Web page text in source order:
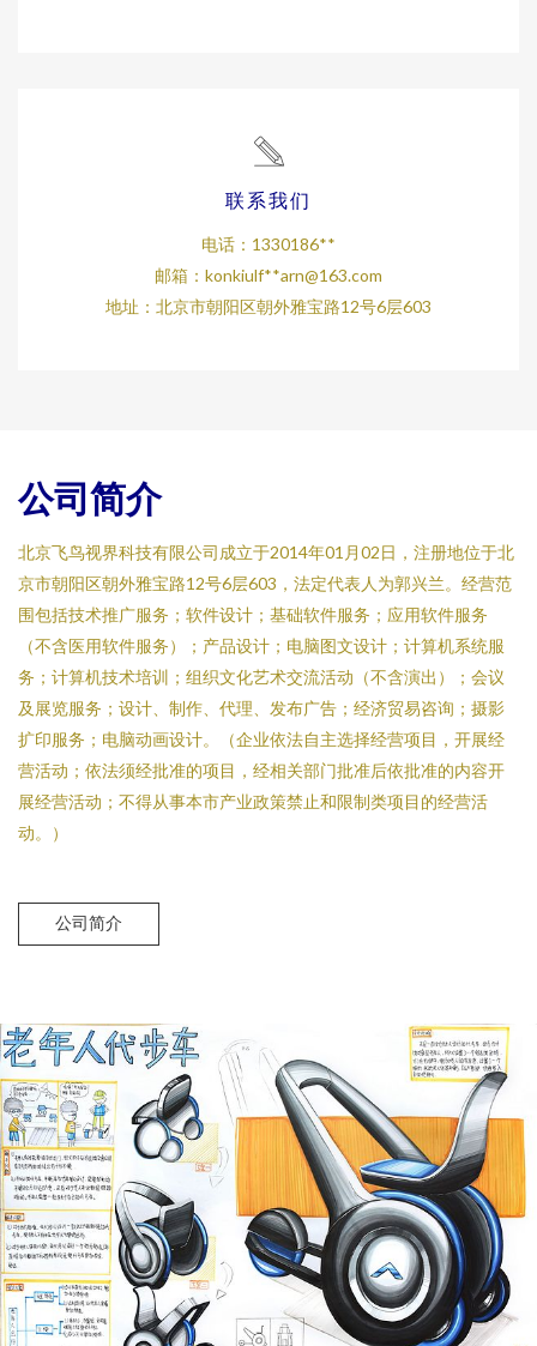
联系我们
电话：1330186**
邮箱：konkiulf**arn@163.com
地址：北京市朝阳区朝外雅宝路12号6层603
公司简介
北京飞鸟视界科技有限公司成立于2014年01月02日，注册地位于北
京市朝阳区朝外雅宝路12号6层603，法定代表人为郭兴兰。经营范
围包括技术推广服务；软件设计；基础软件服务；应用软件服务
（不含医用软件服务）；产品设计；电脑图文设计；计算机系统服
务；计算机技术培训；组织文化艺术交流活动（不含演出）；会议
及展览服务；设计、制作、代理、发布广告；经济贸易咨询；摄影
扩印服务；电脑动画设计。（企业依法自主选择经营项目，开展经
营活动；依法须经批准的项目，经相关部门批准后依批准的内容开
展经营活动；不得从事本市产业政策禁止和限制类项目的经营活
动。）
公司简介